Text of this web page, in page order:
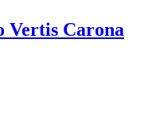
Vertis Carona